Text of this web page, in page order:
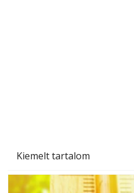
Kiemelt tartalom